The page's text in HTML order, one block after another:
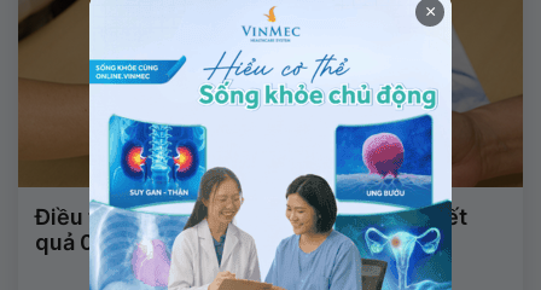
Điều trị HP dạ dày bằng kháng sinh có kết
quả 0028 còn HP không?
×